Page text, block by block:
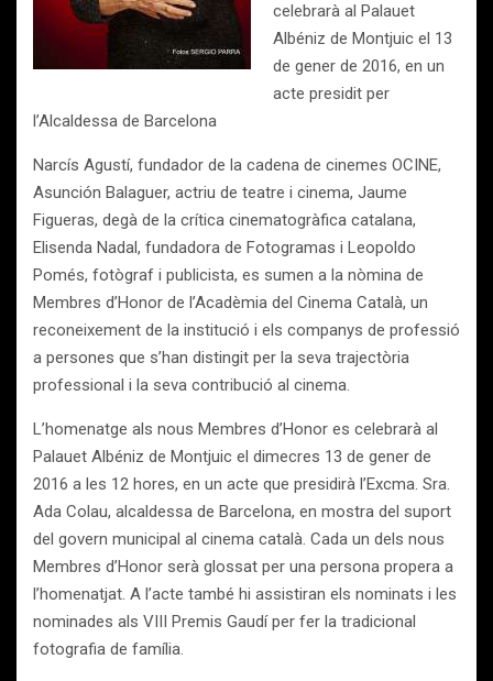
celebrarà al Palauet
Albéniz de Montjuic el 13
de gener de 2016, en un
acte presidit per
l’Alcaldessa de Barcelona
Narcís Agustí, fundador de la cadena de cinemes OCINE,
Asunción Balaguer, actriu de teatre i cinema, Jaume
Figueras, degà de la crítica cinematogràfica catalana,
Elisenda Nadal, fundadora de Fotogramas i Leopoldo
Pomés, fotògraf i publicista, es sumen a la nòmina de
Membres d’Honor de l’Acadèmia del Cinema Català, un
reconeixement de la institució i els companys de professió
a persones que s’han distingit per la seva trajectòria
professional i la seva contribució al cinema.
L’homenatge als nous Membres d’Honor es celebrarà al
Palauet Albéniz de Montjuic el dimecres 13 de gener de
2016 a les 12 hores, en un acte que presidirà l’Excma. Sra.
Ada Colau, alcaldessa de Barcelona, en mostra del suport
del govern municipal al cinema català. Cada un dels nous
Membres d’Honor serà glossat per una persona propera a
l’homenatjat. A l’acte també hi assistiran els nominats i les
nominades als VIII Premis Gaudí per fer la tradicional
fotografia de família.